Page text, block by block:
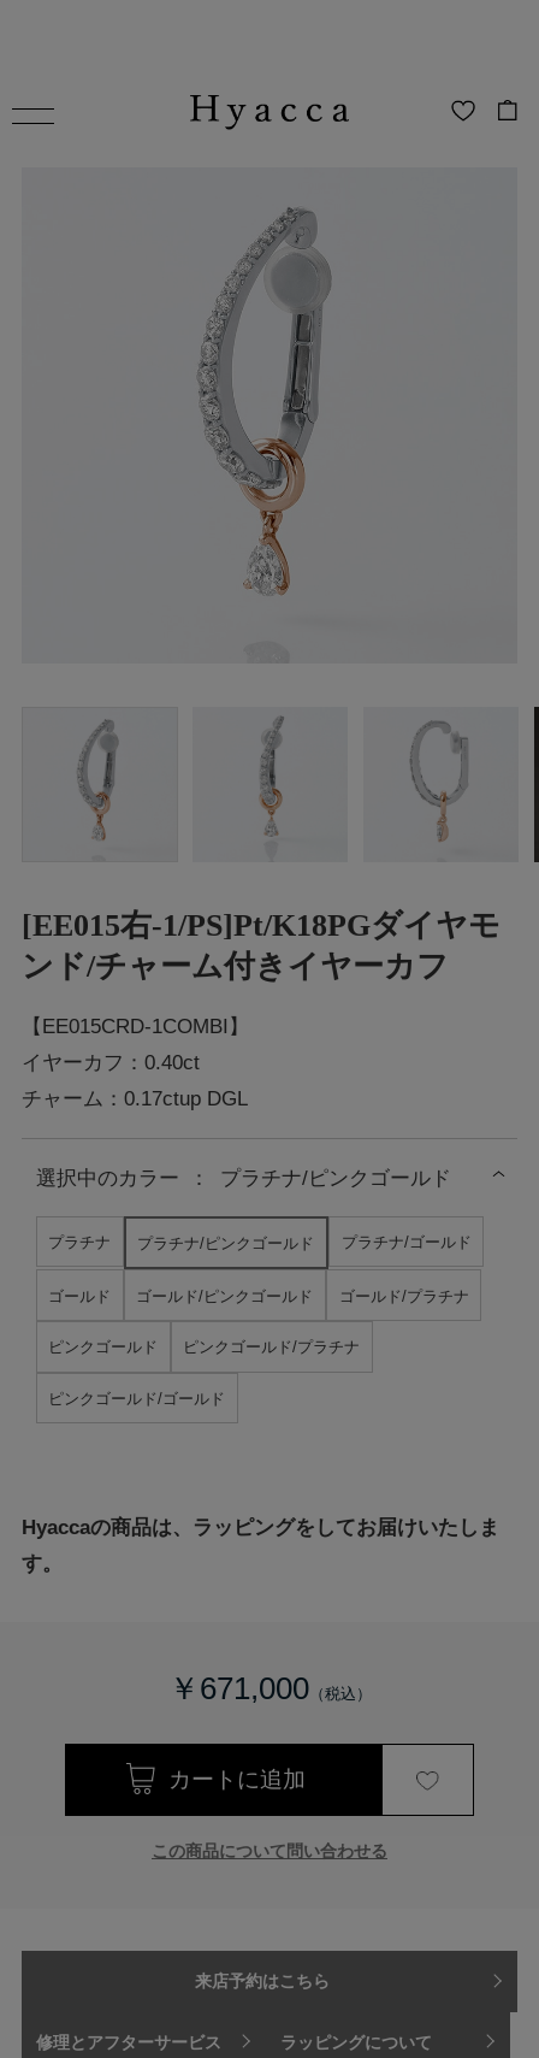
[EE015右-1/PS]Pt/K18PGダイヤモ
ンド/チャーム付きイヤーカフ
【EE015CRD-1COMBI】
イヤーカフ：0.40ct
チャーム：0.17ctup DGL
選択中のカラー ： プラチナ/ピンクゴールド
プラチナ プラチナ/ピンクゴールド プラチナ/ゴールド
ゴールド ゴールド/ピンクゴールド ゴールド/プラチナ
ピンクゴールド ピンクゴールド/プラチナ
ピンクゴールド/ゴールド
Hyaccaの商品は、ラッピングをしてお届けいたしま
す。
￥671,000
この商品について問い合わせる
来店予約はこちら
修理とアフターサービス ラッピングについて